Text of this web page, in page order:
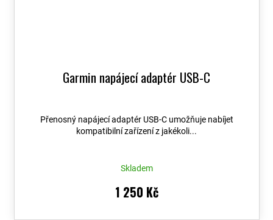
Garmin napájecí adaptér USB-C
Přenosný napájecí adaptér USB-C umožňuje nabíjet
kompatibilní zařízení z jakékoli...
Skladem
1 250 Kč